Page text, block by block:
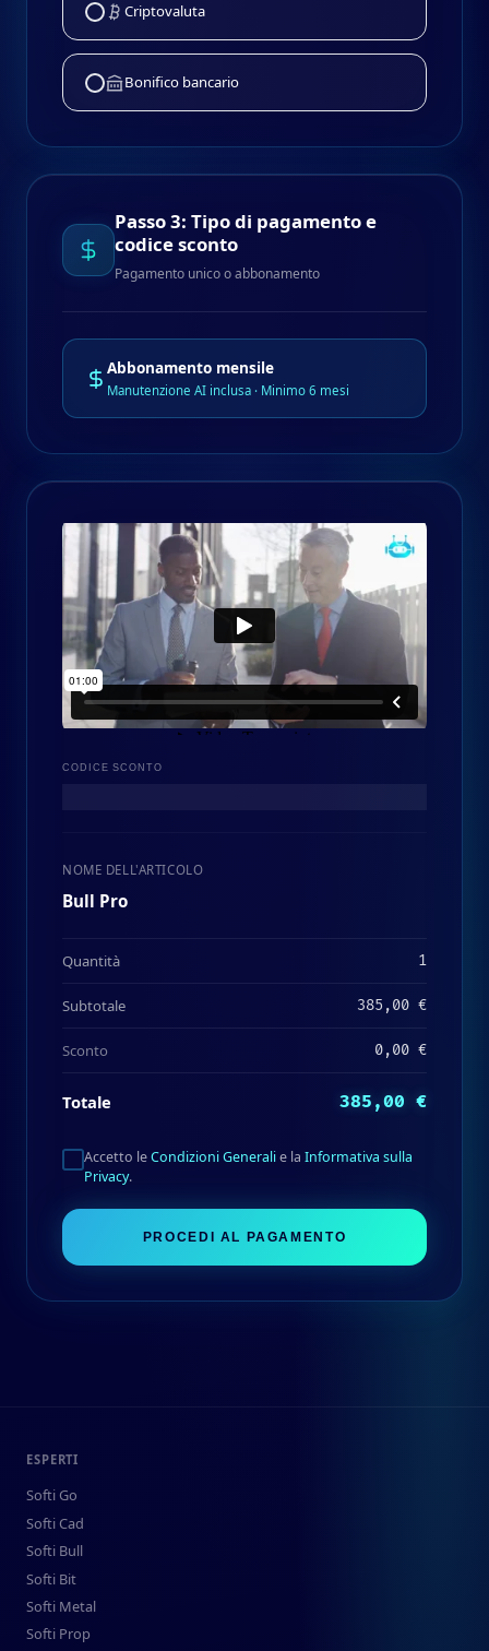
Criptovaluta
Bonifico bancario
Passo 3: Tipo di pagamento e
codice sconto
Pagamento unico o abbonamento
Abbonamento mensile
Manutenzione AI inclusa · Minimo 6 mesi
CODICE SCONTO
NOME DELL'ARTICOLO
Bull Pro
Quantità 1
Subtotale 385,00 €
Sconto 0,00 €
Totale 385,00 €
Accetto leCondizioni Generalie la Informativa sulla
Privacy.
PROCEDI AL PAGAMENTO
ESPERTI
Softi Go
Softi Cad
Softi Bull
Softi Bit
Softi Metal
Softi Prop